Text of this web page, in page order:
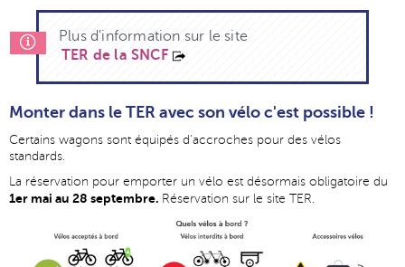
Plus d'information sur le site
TER de la SNCF
Monter dans le TER avec son vélo c'est possible !
Certains wagons sont équipés d'accroches pour des vélos
standards.
La réservation pour emporter un vélo est désormais obligatoire du
1er mai au 28 septembre. Réservation sur le site TER.